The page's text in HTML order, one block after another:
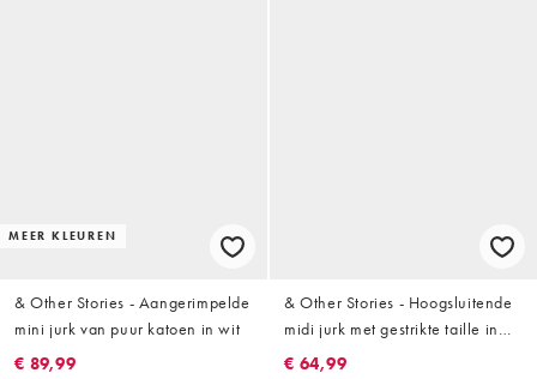
MEER KLEUREN
& Other Stories - Aangerimpelde
mini jurk van puur katoen in wit
€ 89,99
& Other Stories - Hoogsluitende
midi jurk met gestrikte taille in
bruin
€ 64,99